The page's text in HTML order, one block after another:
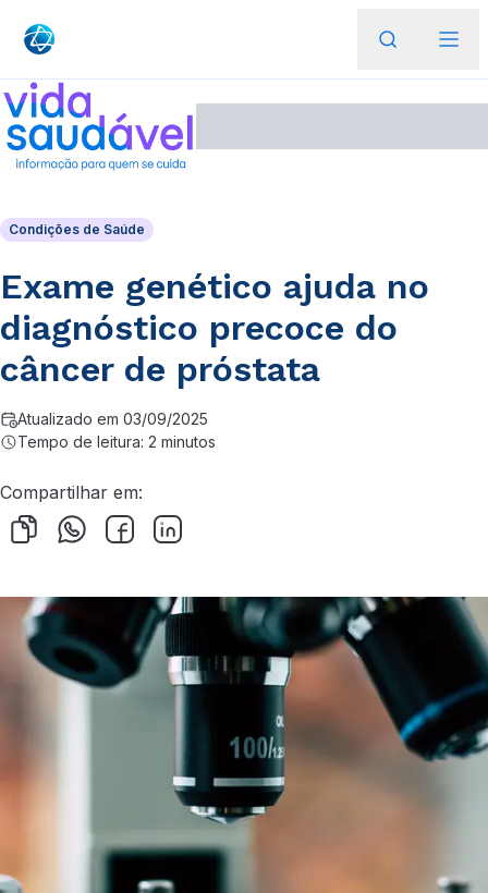
Condições de Saúde
Exame genético ajuda no
diagnóstico precoce do
câncer de próstata
Atualizado em 03/09/2025
Tempo de leitura: 2 minutos
Compartilhar em: